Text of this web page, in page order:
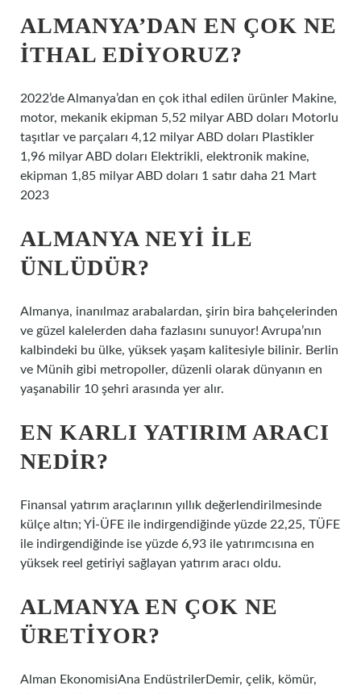
ALMANYA’DAN EN ÇOK NE
ITHAL EDIYORUZ?
2022’de Almanya’dan en çok ithal edilen ürünler Makine,
motor, mekanik ekipman 5,52 milyar ABD doları Motorlu
taşıtlar ve parçaları 4,12 milyar ABD doları Plastikler
1,96 milyar ABD doları Elektrikli, elektronik makine,
ekipman 1,85 milyar ABD doları 1 satır daha 21 Mart
2023
ALMANYA NEYI ILE
ÜNLÜDÜR?
Almanya, inanılmaz arabalardan, şirin bira bahçelerinden
ve güzel kalelerden daha fazlasını sunuyor! Avrupa’nın
kalbindeki bu ülke, yüksek yaşam kalitesiyle bilinir. Berlin
ve Münih gibi metropoller, düzenli olarak dünyanın en
yaşanabilir 10 şehri arasında yer alır.
EN KARLI YATIRIM ARACI
NEDIR?
Finansal yatırım araçlarının yıllık değerlendirilmesinde
külçe altın; Yİ-ÜFE ile indirgendiğinde yüzde 22,25, TÜFE
ile indirgendiğinde ise yüzde 6,93 ile yatırımcısına en
yüksek reel getiriyi sağlayan yatırım aracı oldu.
ALMANYA EN ÇOK NE
ÜRETIYOR?
Alman EkonomisiAna EndüstrilerDemir, çelik, kömür,